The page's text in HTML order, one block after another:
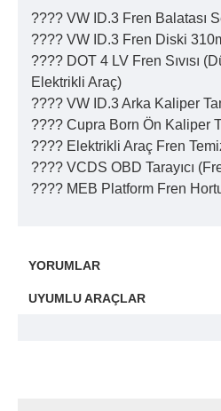
???? VW ID.3 Fren Balatası
???? VW ID.3 Fren Diski
???? DOT 4 LV Fren Sıvısı
Elektrikli Araç)
???? VW ID.3 Arka Kaliper
???? Cupra Born Ön Kaliper
???? Elektrikli Araç Fren
???? VCDS OBD Tarayıcı
???? MEB Platform Fren
YORUMLAR
UYUMLU ARAÇLAR